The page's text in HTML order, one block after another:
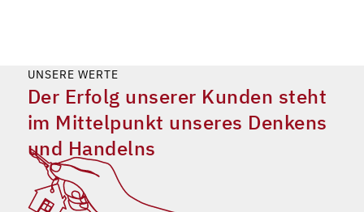
UNSERE WERTE
Der Erfolg unserer Kunden steht
im Mittelpunkt unseres Denkens
und Handelns